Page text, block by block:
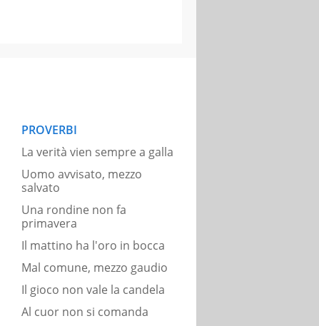
PROVERBI
La verità vien sempre a galla
Uomo avvisato, mezzo
salvato
Una rondine non fa
primavera
Il mattino ha l'oro in bocca
Mal comune, mezzo gaudio
Il gioco non vale la candela
Al cuor non si comanda